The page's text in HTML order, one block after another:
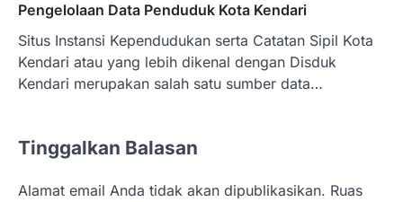
Pengelolaan Data Penduduk Kota Kendari
Situs Instansi Kependudukan serta Catatan Sipil Kota
Kendari atau yang lebih dikenal dengan Disduk
Kendari merupakan salah satu sumber data…
Tinggalkan Balasan
Alamat email Anda tidak akan dipublikasikan. Ruas